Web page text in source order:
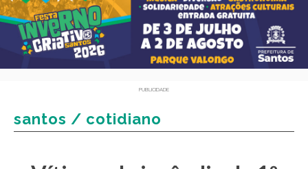
PUBLICIDADE
santos / cotidiano